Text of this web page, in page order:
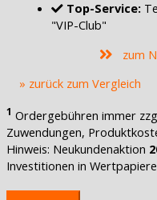
Top-Service:
"VIP-Club"
zum
» zurück zum Vergleich
1 Ordergebühren immer
Zuwendungen,
Hinweis: Neukundenaktion
Investitionen in